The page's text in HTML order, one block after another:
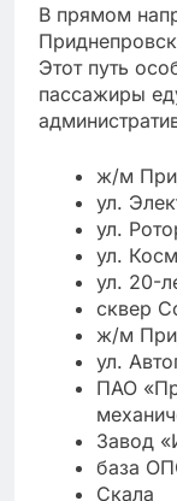
В прямом
Этот путь
пассажиры
ж/м
ул.
ул.
ул.
ул. 20-
сквер
ж/м
ул.
ПАО
Завод
база
Скала